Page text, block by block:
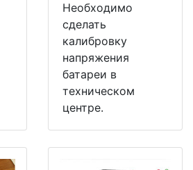
Необходимо
сделать
калибровку
напряжения
батареи в
техническом
центре.